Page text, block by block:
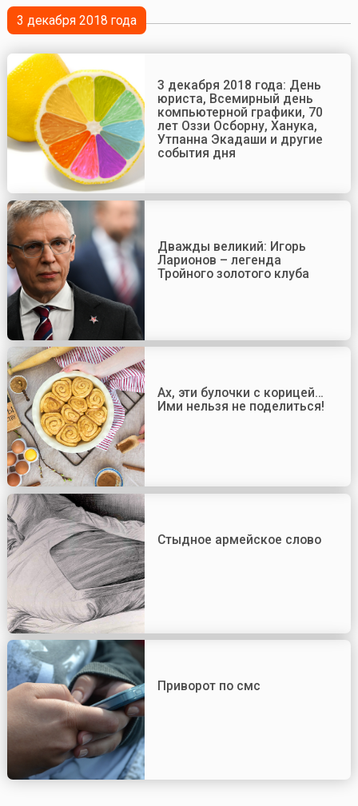
3 декабря 2018 года
3 декабря 2018 года: День
юриста, Всемирный день
компьютерной графики, 70
лет Оззи Осборну, Ханука,
Утпанна Экадаши и другие
события дня
Дважды великий: Игорь
Ларионов – легенда
Тройного золотого клуба
Ах, эти булочки с корицей…
Ими нельзя не поделиться!
Стыдное армейское слово
Приворот по смс